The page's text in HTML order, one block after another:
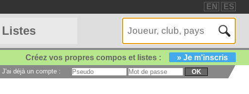
EN ES
Listes
Créez vos propres compos et listes : » Je m'inscris
J'ai déjà un compte : OK